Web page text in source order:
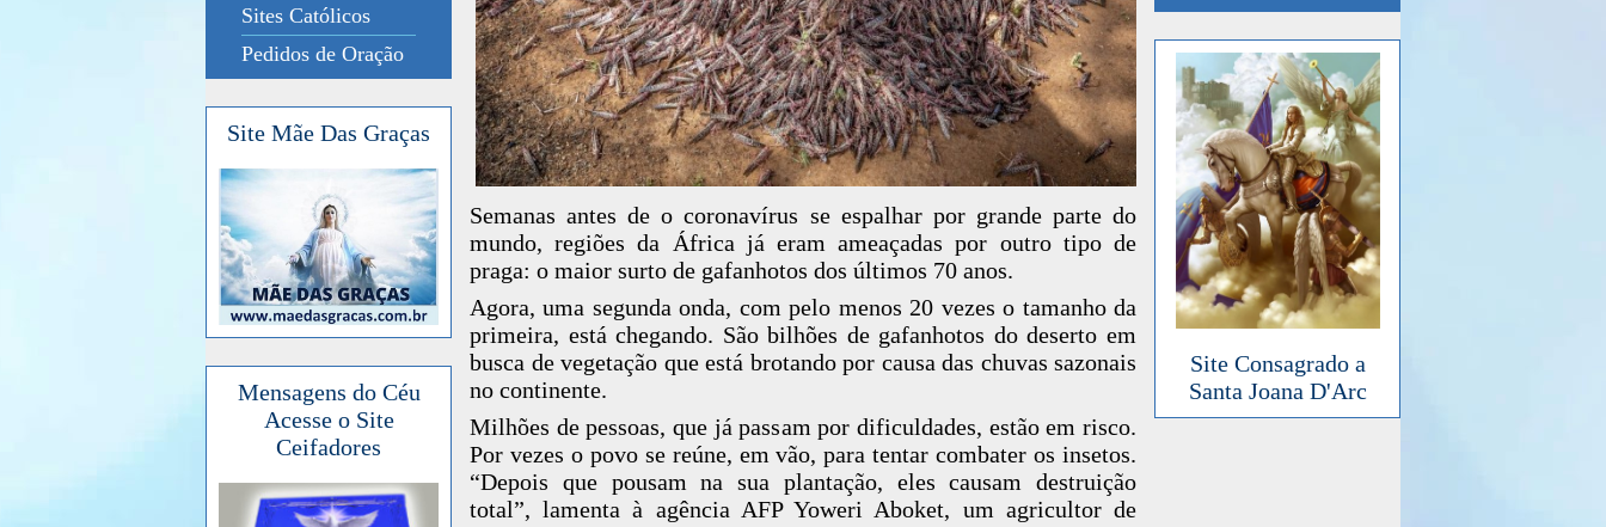
Sites Católicos
Pedidos de Oração
Site Mãe Das Graças
Mensagens do Céu
Acesse o Site
Ceifadores
Semanas antes de o coronavírus se espalhar por grande parte do
mundo, regiões da África já eram ameaçadas por outro tipo de
praga: o maior surto de gafanhotos dos últimos 70 anos.
Agora, uma segunda onda, com pelo menos 20 vezes o tamanho da
primeira, está chegando. São bilhões de gafanhotos do deserto em
busca de vegetação que está brotando por causa das chuvas sazonais
no continente.
Milhões de pessoas, que já passam por dificuldades, estão em risco.
Por vezes o povo se reúne, em vão, para tentar combater os insetos.
“Depois que pousam na sua plantação, eles causam destruição
total”, lamenta à agência AFP Yoweri Aboket, um agricultor de
Site Consagrado a
Santa Joana D'Arc